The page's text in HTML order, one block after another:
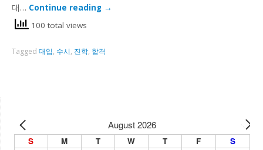
대… Continue reading →
100 total views
Tagged대입, 수시, 진학, 합격
August 2026
S M T W T F S